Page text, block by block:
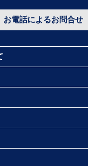
お電話によるお問合せ